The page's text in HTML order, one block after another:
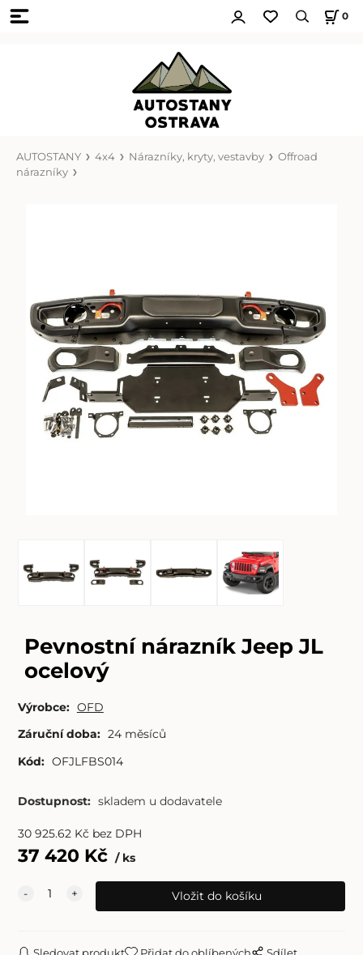
0
AUTOSTANY 4x4 Nárazníky, kryty, vestavby
Offroad
nárazníky
Pevnostní nárazník Jeep JL
ocelový
Výrobce: OFD
Záruční doba: 24 měsíců
Kód: OFJLFBS014
Dostupnost: skladem u dodavatele
30 925.62Kč bez DPH
37 420 Kč ks
Sledovat produkt Přidat do oblíbených Sdílet